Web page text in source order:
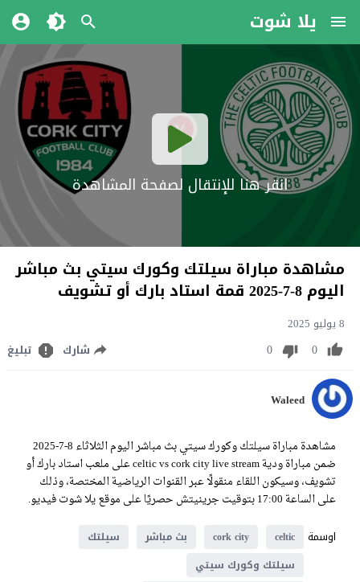
يلا شوت
انقر هنا للإنتقال لصفحة المشاهدة
مشاهدة مباراة سيلتك وكورك سيتي بث مباشر
اليوم 8-7-2025 قمة استاد بارك أو تشويف
8 يوليو 2025
0
0 شارك تبليغ
Waleed
مشاهدة مباراة سيلتك وكورك سيتي بث مباشر اليوم الثلاثاء 8-7-2025
ضمن مباراة ودية celtic vs cork city live stream على ملعب استاد بارك أو
تشويف، وسيكون اللقاء منقولًا عبر القنوات الرياضية المختصة، وذلك
على الساعة 17:00 بتوقيت جرينيتش حصريًا على موقع يلا شوت فيديو.
اوسمة
celtic
cork city بث مباشر
سيلتك
سيلتك وكورك سيتي